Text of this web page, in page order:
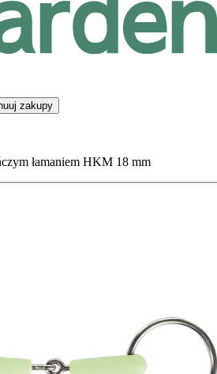
zakupy
łamaniem HKM 18 mm